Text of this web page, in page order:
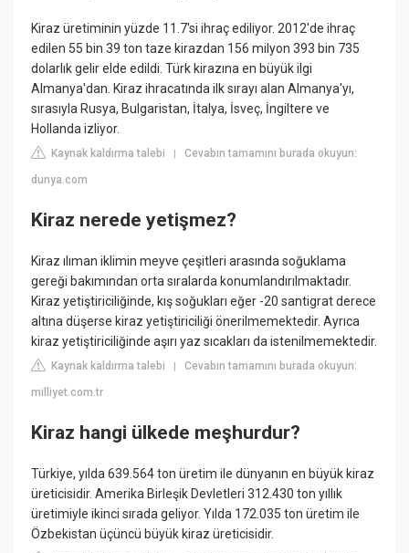
Kiraz üretiminin yüzde 11.7'si ihraç ediliyor. 2012'de ihraç
edilen 55 bin 39 ton taze kirazdan 156 milyon 393 bin 735
dolarlık gelir elde edildi. Türk kirazına en büyük ilgi
Almanya'dan. Kiraz ihracatında ilk sırayı alan Almanya'yı,
sırasıyla Rusya, Bulgaristan, İtalya, İsveç, İngiltere ve
Hollanda izliyor.
Kaynak kaldırma talebi |Cevabın tamamını burada okuyun:
dunya.com
Kiraz nerede yetişmez?
Kiraz ılıman iklimin meyve çeşitleri arasında soğuklama
gereği bakımından orta sıralarda konumlandırılmaktadır.
Kiraz yetiştiriciliğinde, kış soğukları eğer -20 santigrat derece
altına düşerse kiraz yetiştiriciliği önerilmemektedir. Ayrıca
kiraz yetiştiriciliğinde aşırı yaz sıcakları da istenilmemektedir.
Kaynak kaldırma talebi |Cevabın tamamını burada okuyun:
milliyet.com.tr
Kiraz hangi ülkede meşhurdur?
Türkiye, yılda 639.564 ton üretim ile dünyanın en büyük kiraz
üreticisidir. Amerika Birleşik Devletleri 312.430 ton yıllık
üretimiyle ikinci sırada geliyor. Yılda 172.035 ton üretim ile
Özbekistan üçüncü büyük kiraz üreticisidir.